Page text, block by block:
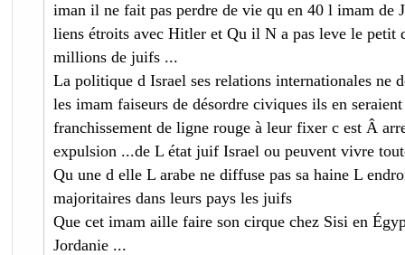
iman il ne fait pas perdre de vie qu en 40 l imam de
liens étroits avec Hitler et Qu il N a pas leve le petit
millions de juifs ...
La politique d Israel ses relations internationales ne
les imam faiseurs de désordre civiques ils en seraient
franchissement de ligne rouge à leur fixer c est Â
expulsion ...de L état juif Israel ou peuvent vivre
Qu une d elle L arabe ne diffuse pas sa haine L
majoritaires dans leurs pays les juifs
Que cet imam aille faire son cirque chez Sisi en
Jordanie ...